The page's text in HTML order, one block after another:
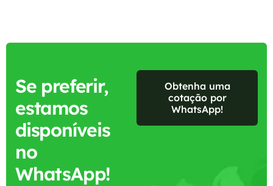
Se preferir,
estamos
disponíveis
no
WhatsApp!
Obtenha uma
cotação por
WhatsApp!